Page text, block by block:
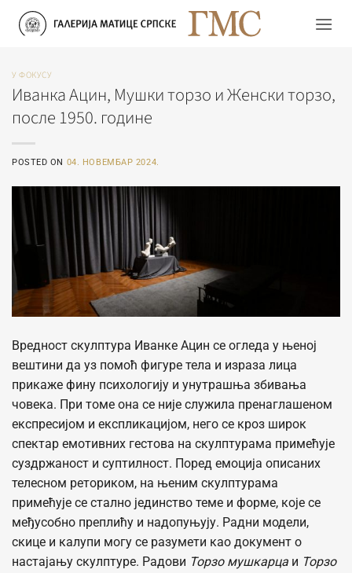
Прескочи
У ФОКУСУ
Иванка Ацин, Мушки торзо и Женски торзо,
после 1950. године
POSTED ON 04. НОВЕМБАР 2024.
Вредност скулптура Иванке Ацин се огледа у њеној
вештини да уз помоћ фигуре тела и израза лица
прикаже фину психологију и унутрашња збивања
човека. При томе она се није служила пренаглашеном
експресијом и експликацијом, него се кроз широк
спектар емотивних гестова на скулптурама примећује
суздржаност и суптилност. Поред емоција описаних
телесном реториком, на њеним скулптурама
примећује се стално јединство теме и форме, које се
међусобно преплићу и надопуњују. Радни модели,
скице и калупи могу се разумети као документ о
настајању скулптуре. Радови Торзо мушкарца и Торзо